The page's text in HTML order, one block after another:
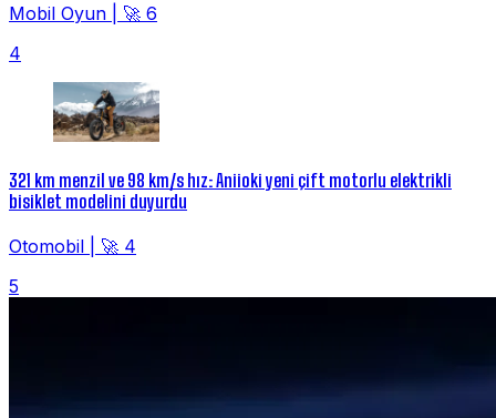
Mobil Oyun
🚀 6
4
321 km menzil ve 98 km/s hız: Aniioki yeni çift motorlu elektrikli
bisiklet modelini duyurdu
Otomobil
🚀 4
5